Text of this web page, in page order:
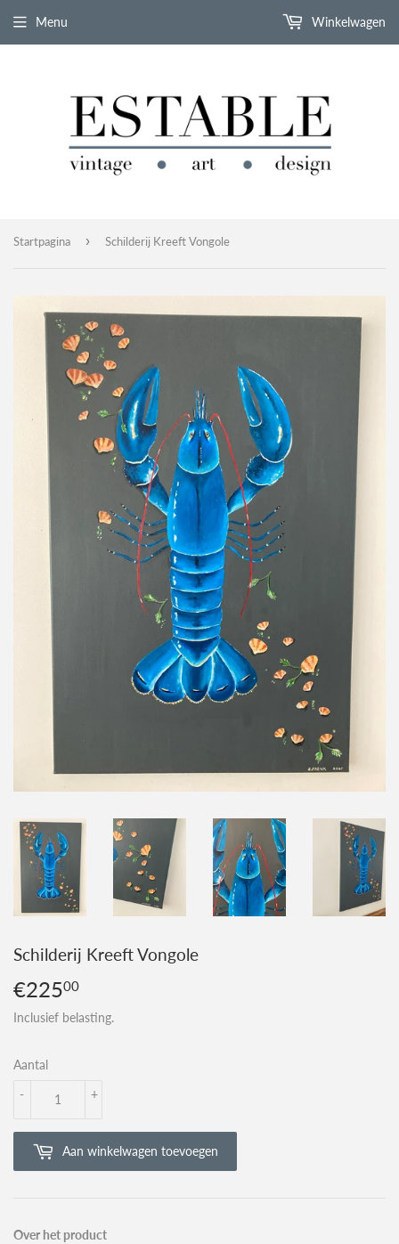
Menu Winkelwagen
Startpagina › Schilderij Kreeft Vongole
Schilderij Kreeft Vongole
€22500
Inclusief belasting.
Aantal
+
-
Aan winkelwagen toevoegen
Over het product